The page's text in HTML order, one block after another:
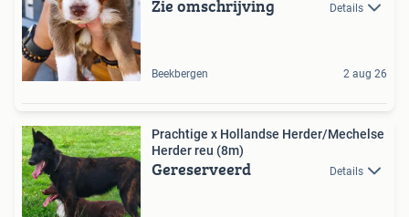
Zie omschrijving Details
Beekbergen 2 aug 26
Prachtige x Hollandse Herder/Mechelse
Herder reu (8m)
Gereserveerd Details